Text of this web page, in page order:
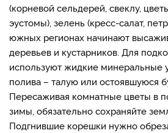
(корневой сельдерей, свеклу,
эустомы), зелень (кресс-салат,
южных регионах начинают
деревьев и кустарников. Для
используют жидкие минеральные
полива – талую или остоявшуюся
Пересаживая комнатные цветы в
зимы, обязательно сохраняйте
Подгнившие корешки нужно